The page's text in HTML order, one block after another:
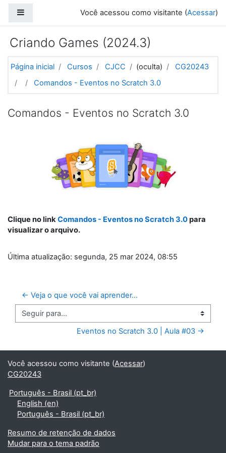
Você acessou como visitante (Acessar)
Criando Games (2024.3)
Página inicial Cursos CJCC (oculta)
CG20243
Comandos - Eventos no Scratch 3.0
Comandos - Eventos no Scratch 3.0
Clique no linkComandos - Eventos no Scratch 3.0para
visualizar o arquivo.
Última atualização: segunda, 25 mar 2024, 08:55
← Veja o que você vai aprender...
Seguir para...
Eventos no Scratch 3.0 | Aula #03 →
Você acessou como visitante (Acessar)
CG20243
Português - Brasil ‎(pt_br)‎
English ‎(en)‎
Português - Brasil ‎(pt_br)‎
Resumo de retenção de dados
Mudar para o tema padrão